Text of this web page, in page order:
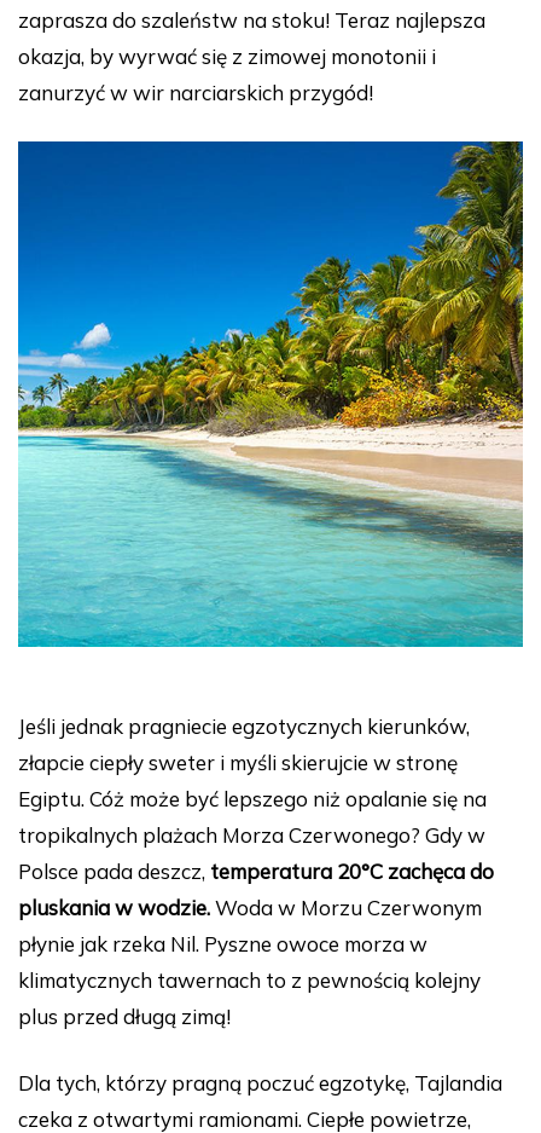
zaprasza do szaleństw na stoku! Teraz najlepsza
okazja, by wyrwać się z zimowej monotonii i
zanurzyć w wir narciarskich przygód!
Jeśli jednak pragniecie egzotycznych kierunków,
złapcie ciepły sweter i myśli skierujcie w stronę
Egiptu. Cóż może być lepszego niż opalanie się na
tropikalnych plażach Morza Czerwonego? Gdy w
Polsce pada deszcz, temperatura 20°C zachęca do
pluskania w wodzie.Woda w Morzu Czerwonym
płynie jak rzeka Nil. Pyszne owoce morza w
klimatycznych tawernach to z pewnością kolejny
plus przed długą zimą!
Dla tych, którzy pragną poczuć egzotykę, Tajlandia
czeka z otwartymi ramionami. Ciepłe powietrze,